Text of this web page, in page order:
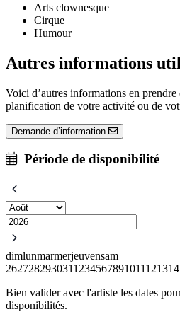
Arts clownesque
Cirque
Humour
Autres informations
Voici d’autres informations en
planification de votre activité ou de
Demande d’information
Période de disponibilité
dimlunmarmerjeuvensam
2627282930311 234567891011121314
Bien valider avec l'artiste les dates
disponibilités.